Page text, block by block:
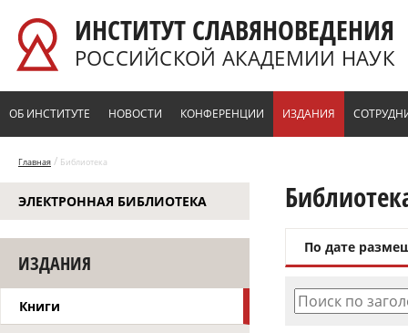
ИНСТИТУТ СЛАВЯНОВЕДЕНИЯ
РОССИЙСКОЙ АКАДЕМИИ НАУК
ОБ ИНСТИТУТЕ НОВОСТИ КОНФЕРЕНЦИИ ИЗДАНИЯ
Главная / Библиотека
ЭЛЕКТРОННАЯ БИБЛИОТЕКА
ИЗДАНИЯ
Книги
По дате
Поиск по